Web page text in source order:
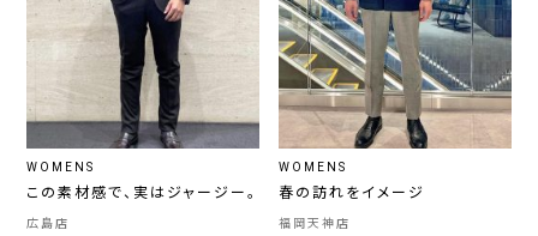
WOMENS
この素材感で、実はジャージー。
広島店
WOMENS
春の訪れをイメージ
福岡天神店